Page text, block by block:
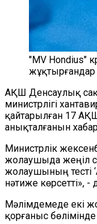
"MV Hondius"
жұқтырғандар
АҚШ Денсаулық
министрлігі
қайтарылған 17
анықталғанын
Министрлік
жолаушыда жеңіл
жолаушының тесті ‘
нәтиже көрсетті», -
Мәлімдемеде екі
қорғаныс